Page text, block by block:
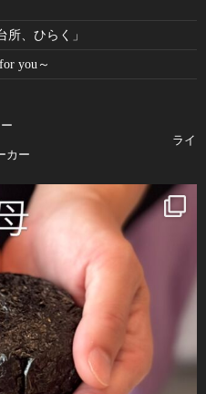
、ひらく」
you～
ー
イ
カー